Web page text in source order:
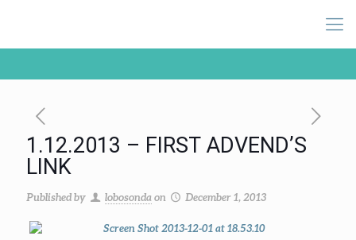
1.12.2013 – FIRST ADVEND’S
LINK
Published by lobosonda on December 1, 2013